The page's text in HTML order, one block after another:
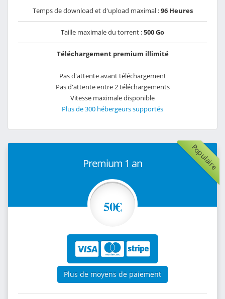
Temps de download et d'upload maximal :96 Heures
Taille maximale du torrent :500 Go
Téléchargement premium illimité
Pas d'attente avant téléchargement
Pas d'attente entre 2 téléchargements
Vitesse maximale disponible
Plus de 300 hébergeurs supportés
Populaire
Premium 1 an
50€
Plus de moyens de paiement